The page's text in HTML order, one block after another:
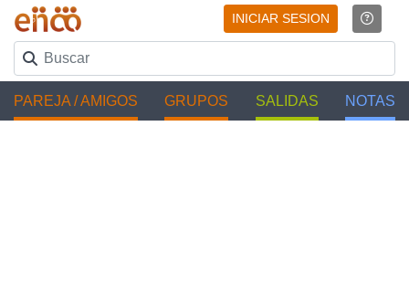
INICIAR SESION
PAREJA / AMIGOS GRUPOS SALIDAS NOTAS